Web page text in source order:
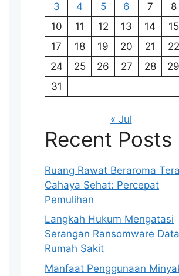
3
4 5 6 7 8
10
11 12 13 14 15
17
18 19 20 21 22
24
25 26 27 28 29
31
« Jul
Recent Posts
Ruang Rawat Beraroma
Cahaya Sehat: Percepat
Pemulihan
Langkah Hukum Mengatasi
Serangan Ransomware Data
Rumah Sakit
Manfaat Penggunaan